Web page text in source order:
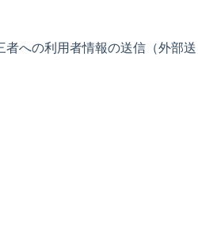
への利用者情報の送信（外部送